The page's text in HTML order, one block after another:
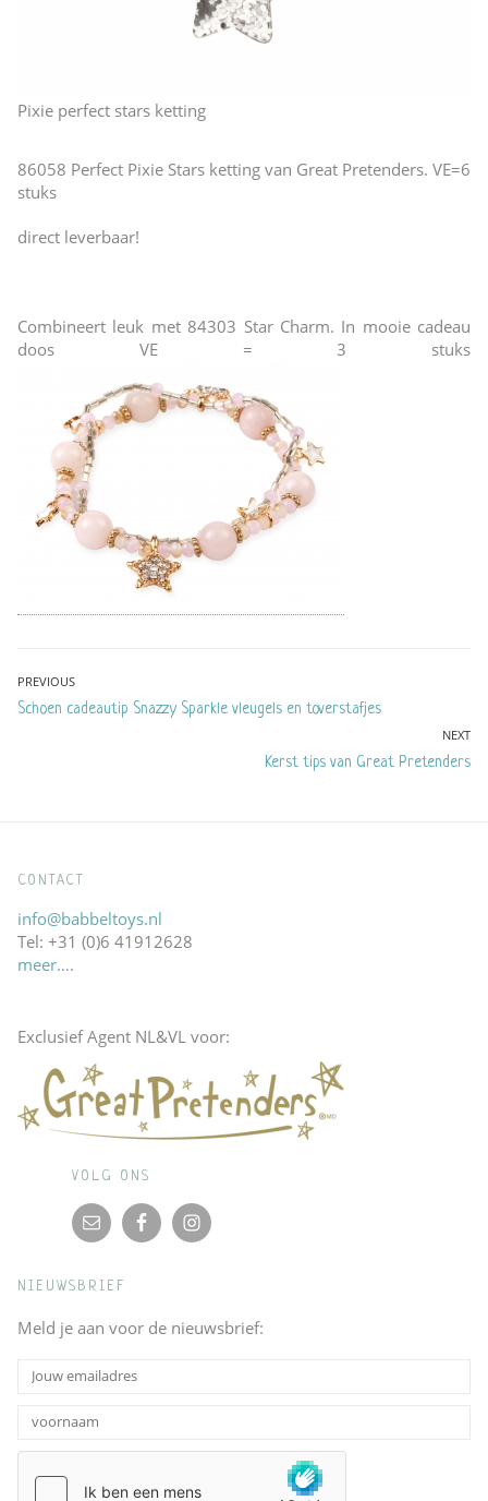
Pixie perfect stars ketting
86058 Perfect Pixie Stars ketting van Great Pretenders. VE=6
stuks
direct leverbaar!
Combineert leuk met 84303 Star Charm. In mooie cadeau
doos VE = 3 stuks
Bericht
navigatie
PREVIOUS
Previous
Schoen cadeautip Snazzy Sparkle vleugels en toverstafjes
NEXT
Next
Kerst tips van Great Pretenders
CONTACT
info@babbeltoys.nl
Tel: +31 (0)6 41912628
meer….
Exclusief Agent NL&VL voor:
VOLG ONS
NIEUWSBRIEF
Meld je aan voor de nieuwsbrief: